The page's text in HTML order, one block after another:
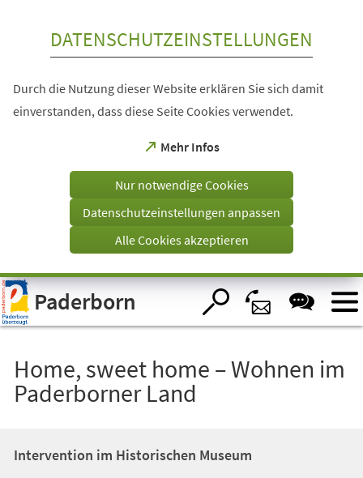
Visuelle
Assistenzsoftware
öffnen.
DATENSCHUTZEINSTELLUNGEN
Durch die Nutzung dieser Website erklären Sie sich damit
einverstanden, dass diese Seite Cookies verwendet.
Mehr Infos
(Öffnet
einem
Tab)
Nur notwendige Cookies
Datenschutzeinstellungen anpassen
Alle Cookies akzeptieren
Paderborn
Home, sweet home – Wohnen im
Paderborner Land
Intervention im Historischen Museum